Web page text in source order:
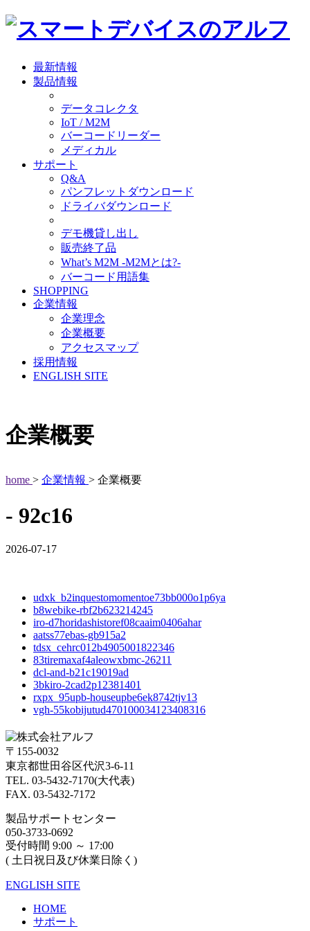
最新情報
製品情報
データコレクタ
IoT / M2M
バーコードリーダー
メディカル
サポート
Q&A
パンフレットダウンロード
ドライバダウンロード
デモ機貸し出し
販売終了品
What’s M2M -M2Mとは?-
バーコード用語集
SHOPPING
企業情報
企業理念
企業概要
アクセスマップ
採用情報
ENGLISH SITE
企業概要
home > 企業情報 > 企業概要
- 92c16
2026-07-17
udxk_b2inquestomomentoe73bb000o1p6ya
b8webike-rbf2b623214245
iro-d7horidashistoref08caaim0406ahar
aatss77ebas-gb915a2
tdsx_cehrc012b4905001822346
83tiremaxaf4aleowxbmc-26211
dcl-and-b21c19019ad
3bkiro-2cad2p12381401
rxpx_95upb-houseupbe6ek8742tjv13
vgh-55kobijutud470100034123408316
〒155-0032
東京都世田谷区代沢3-6-11
TEL. 03-5432-7170(大代表)
FAX. 03-5432-7172
製品サポートセンター
050-3733-0692
受付時間 9:00 ～ 17:00
( 土日祝日及び休業日除く)
ENGLISH SITE
HOME
サポート